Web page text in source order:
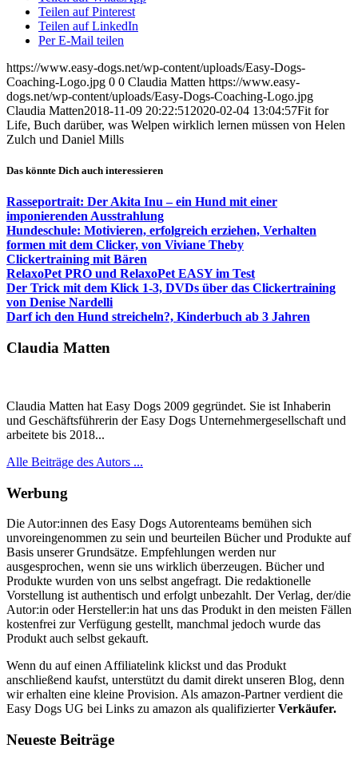
Teilen auf Pinterest
Teilen auf LinkedIn
Per E-Mail teilen
https://www.easy-dogs.net/wp-content/uploads/Easy-Dogs-
Coaching-Logo.jpg 0 0 Claudia Matten https://www.easy-
dogs.net/wp-content/uploads/Easy-Dogs-Coaching-Logo.jpg
Claudia Matten2018-11-09 20:22:51 2020-02-04 13:04:57Fit for
Life, Buch darüber, was Welpen wirklich lernen müssen von Helen
Zulch und Daniel Mills
Das könnte Dich auch interessieren
Rasseportrait: Der Akita Inu – ein Hund mit einer
imponierenden Ausstrahlung
Hundeschule: Motivieren, erfolgreich erziehen, Verhalten
formen mit dem Clicker, von Viviane Theby
Clickertraining mit Bären
RelaxoPet PRO und RelaxoPet EASY im Test
Der Trick mit dem Klick 1-3, DVDs über das Clickertraining
von Denise Nardelli
Darf ich den Hund streicheln?, Kinderbuch ab 3 Jahren
Claudia Matten
Claudia Matten hat Easy Dogs 2009 gegründet. Sie ist Inhaberin
und Geschäftsführerin der Easy Dogs Unternehmergesellschaft und
arbeitete bis 2018...
Alle Beiträge des Autors ...
Werbung
Die Autor:innen des Easy Dogs Autorenteams bemühen sich
unvoreingenommen zu sein und beurteilen Bücher und Produkte auf
Basis unserer Grundsätze. Empfehlungen werden nur
ausgesprochen, wenn sie uns wirklich überzeugen. Bücher und
Produkte wurden von uns selbst angefragt. Die redaktionelle
Vorstellung ist authentisch und erfolgt unbezahlt. Der Verlag, der/die
Autor:in oder Hersteller:in hat uns das Produkt in den meisten Fällen
kostenfrei zur Verfügung gestellt, manchmal jedoch wurde das
Produkt auch selbst gekauft.
Wenn du auf einen Affiliatelink klickst und das Produkt
anschließend kaufst, unterstützt du damit direkt unseren Blog, denn
wir erhalten eine kleine Provision. Als amazon-Partner verdient die
Easy Dogs UG bei Links zu amazon als qualifizierterVerkäufer.
Neueste Beiträge